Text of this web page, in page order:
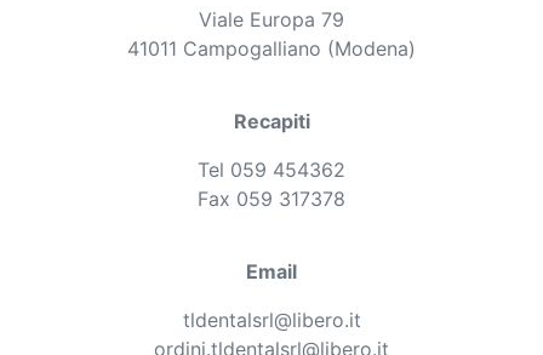
Viale Europa 79
41011 Campogalliano (Modena)
Recapiti
Tel 059 454362
Fax 059 317378
Email
tldentalsrl@libero.it
ordini.tldentalsrl@libero.it